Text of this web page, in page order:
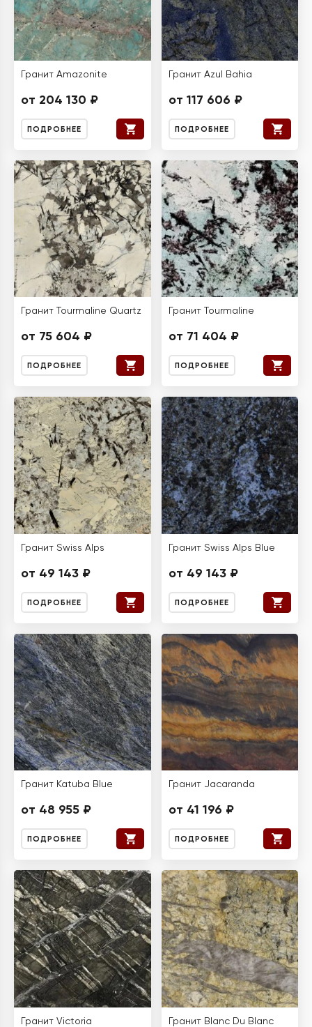
Гранит Amazonite
от 204 130 ₽
ПОДРОБНЕЕ
Гранит Azul Bahia
от 117 606 ₽
ПОДРОБНЕЕ
Гранит Tourmaline Quartz
от 75 604 ₽
ПОДРОБНЕЕ
Гранит Tourmaline
от 71 404 ₽
ПОДРОБНЕЕ
Гранит Swiss Alps
от 49 143 ₽
ПОДРОБНЕЕ
Гранит Swiss Alps Blue
от 49 143 ₽
ПОДРОБНЕЕ
Гранит Katuba Blue
от 48 955 ₽
ПОДРОБНЕЕ
Гранит Jacaranda
от 41 196 ₽
ПОДРОБНЕЕ
Гранит Victoria Гранит Blanc Du Blanc